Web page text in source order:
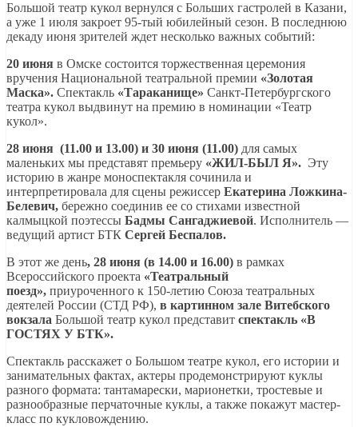
Большой театр кукол вернулся с Больших гастролей в Казани,
а уже 1 июля закроет 95-тый юбилейный сезон. В последнюю
декаду июня зрителей ждет несколько важных событий:
20 июня в Омске состоится торжественная церемония
вручения Национальной театральной премии «Золотая
Маска». Спектакль «Тараканище» Санкт-Петербургского
театра кукол выдвинут на премию в номинации «Театр
кукол».
28 июня (11.00 и 13.00) и 30 июня (11.00) для самых
маленьких мы представят премьеру «ЖИЛ-БЫЛ Я». Эту
историю в жанре моноспектакля сочинила и
интерпретировала для сцены режиссер Екатерина Ложкина-
Белевич, бережно соединив ее со стихами известной
калмыцкой поэтессы Бадмы Сангаджиевой. Исполнитель —
ведущий артист БТК Сергей Беспалов.
В этот же день, 28 июня (в 14.00 и 16.00) в рамках
Всероссийского проекта «Театральный
поезд», приуроченного к 150-летию Союза театральных
деятелей России (СТД РФ), в картинном зале Витебского
вокзала Большой театр кукол представит спектакль «В
ГОСТЯХ У БТК».
Спектакль расскажет о Большом театре кукол, его истории и
занимательных фактах, актеры продемонстрируют куклы
разного формата: тантамарески, марионетки, тростевые и
разнообразные перчаточные куклы, а также покажут мастер-
класс по кукловождению.